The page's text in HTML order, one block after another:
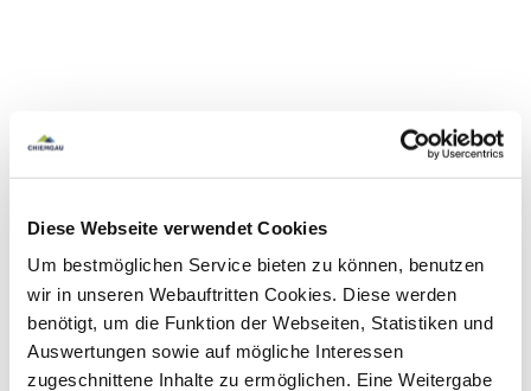
Diese Webseite verwendet Cookies
Um bestmöglichen Service bieten zu können, benutzen
wir in unseren Webauftritten Cookies. Diese werden
benötigt, um die Funktion der Webseiten, Statistiken und
Auswertungen sowie auf mögliche Interessen
zugeschnittene Inhalte zu ermöglichen. Eine Weitergabe